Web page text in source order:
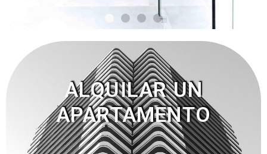
ALQUILAR UN
APARTAMENTO